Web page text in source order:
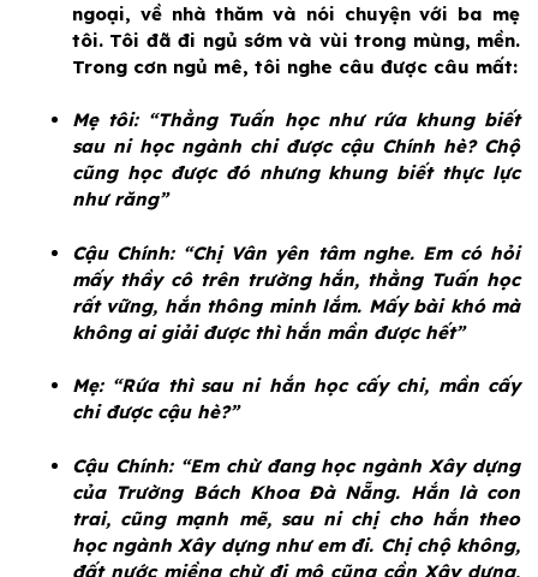
ngoại, về nhà thăm và nói chuyện với ba mẹ
tôi. Tôi đã đi ngủ sớm và vùi trong mùng, mền.
Trong cơn ngủ mê, tôi nghe câu được câu mất:
Mẹ tôi: “Thằng Tuấn học như rứa khung biết
sau ni học ngành chi được cậu Chính hè? Chộ
cũng học được đó nhưng khung biết thực lực
như răng”
Cậu Chính: “Chị Vân yên tâm nghe. Em có hỏi
mấy thầy cô trên trường hắn, thằng Tuấn học
rất vững, hắn thông minh lắm. Mấy bài khó mà
không ai giải được thì hắn mần được hết”
Mẹ: “Rứa thì sau ni hắn học cấy chi, mần cấy
chi được cậu hè?”
Cậu Chính: “Em chừ đang học ngành Xây dựng
của Trường Bách Khoa Đà Nẵng. Hắn là con
trai, cũng mạnh mẽ, sau ni chị cho hắn theo
học ngành Xây dựng như em đi. Chị chộ không,
đất nước miềng chừ đi mô cũng cần Xây dựng,